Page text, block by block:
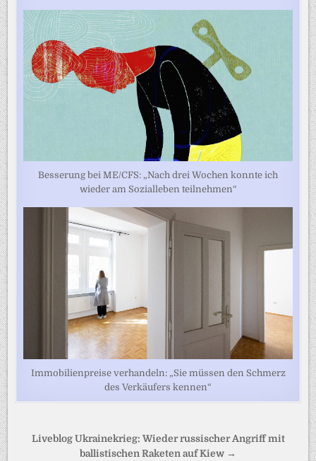
Besserung bei ME/CFS: „Nach drei Wochen konnte ich
wieder am Sozialleben teilnehmen“
Immobilienpreise verhandeln: „Sie müssen den Schmerz
des Verkäufers kennen“
Beitragsnavigation
Liveblog Ukrainekrieg: Wieder russischer Angriff mit
ballistischen Raketen auf Kiew →